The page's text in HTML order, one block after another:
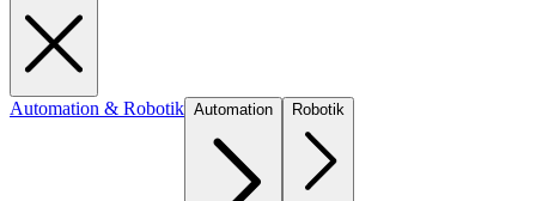
Automation & Robotik Automation Robotik